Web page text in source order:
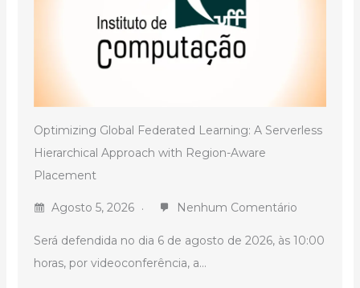
Optimizing Global Federated Learning: A Serverless
Hierarchical Approach with Region-Aware
Placement
Agosto 5, 2026 Nenhum Comentário
Será defendida no dia 6 de agosto de 2026, às 10:00
horas, por videoconferência, a...